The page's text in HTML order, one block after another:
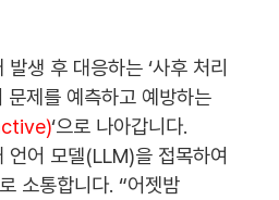
생 후 대응하는 ‘사후 처리
제를 예측하고 예방하는
‘으로 나아갑니다.
어 모델(LLM)을 접목하여
소통합니다. “어젯밤